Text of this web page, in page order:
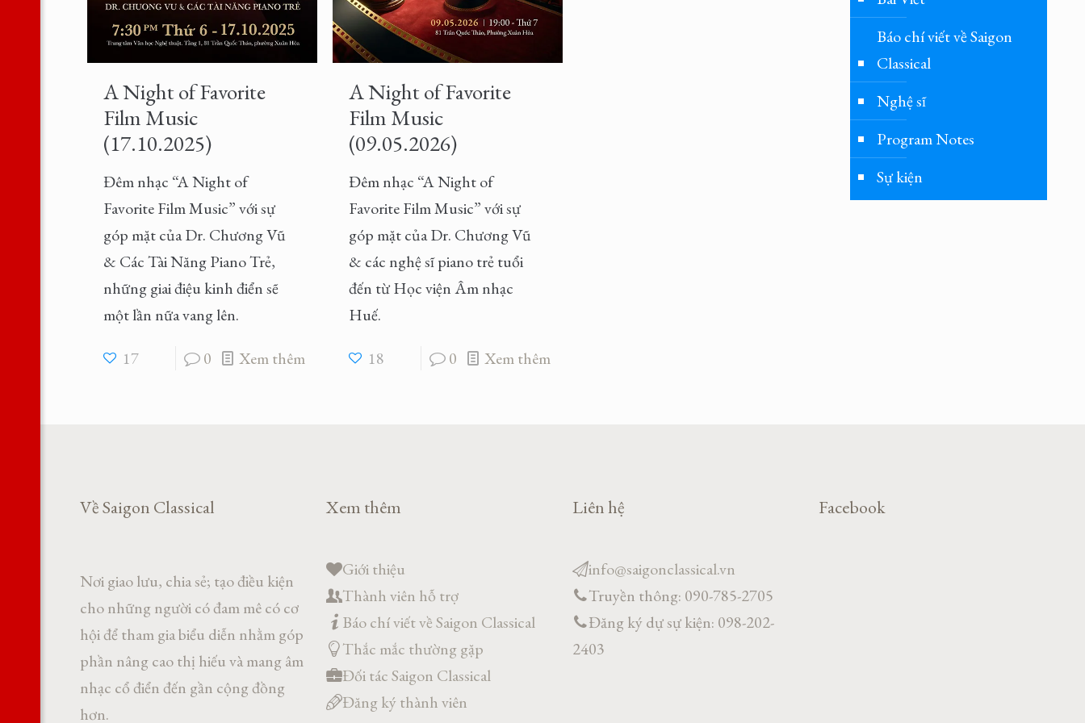
A Night of Favorite
Film Music
(17.10.2025)
Đêm nhạc “A Night of
Favorite Film Music” với sự
góp mặt của Dr. Chương Vũ
& Các Tài Năng Piano Trẻ,
những giai điệu kinh điển sẽ
một lần nữa vang lên.
17 0 Xem thêm
A Night of Favorite
Film Music
(09.05.2026)
Đêm nhạc “A Night of
Favorite Film Music” với sự
góp mặt của Dr. Chương Vũ
& các nghệ sĩ piano trẻ tuổi
đến từ Học viện Âm nhạc
Huế.
18 0 Xem thêm
Báo chí viết về Saigon
Classical
Nghệ sĩ
Program Notes
Sự kiện
Về Saigon Classical
Nơi giao lưu, chia sẻ; tạo điều kiện
cho những người có đam mê có cơ
hội để tham gia biểu diễn nhằm góp
phần nâng cao thị hiếu và mang âm
nhạc cổ điển đến gần cộng đồng
hơn.
Xem thêm
Giới thiệu
Thành viên hỗ trợ
Báo chí viết về Saigon Classical
Thắc mắc thường gặp
Đối tác Saigon Classical
Đăng ký thành viên
Liên hệ
info@saigonclassical.vn
Truyền thông: 090-785-2705
Đăng ký dự sự kiện: 098-202-
2403
Facebook